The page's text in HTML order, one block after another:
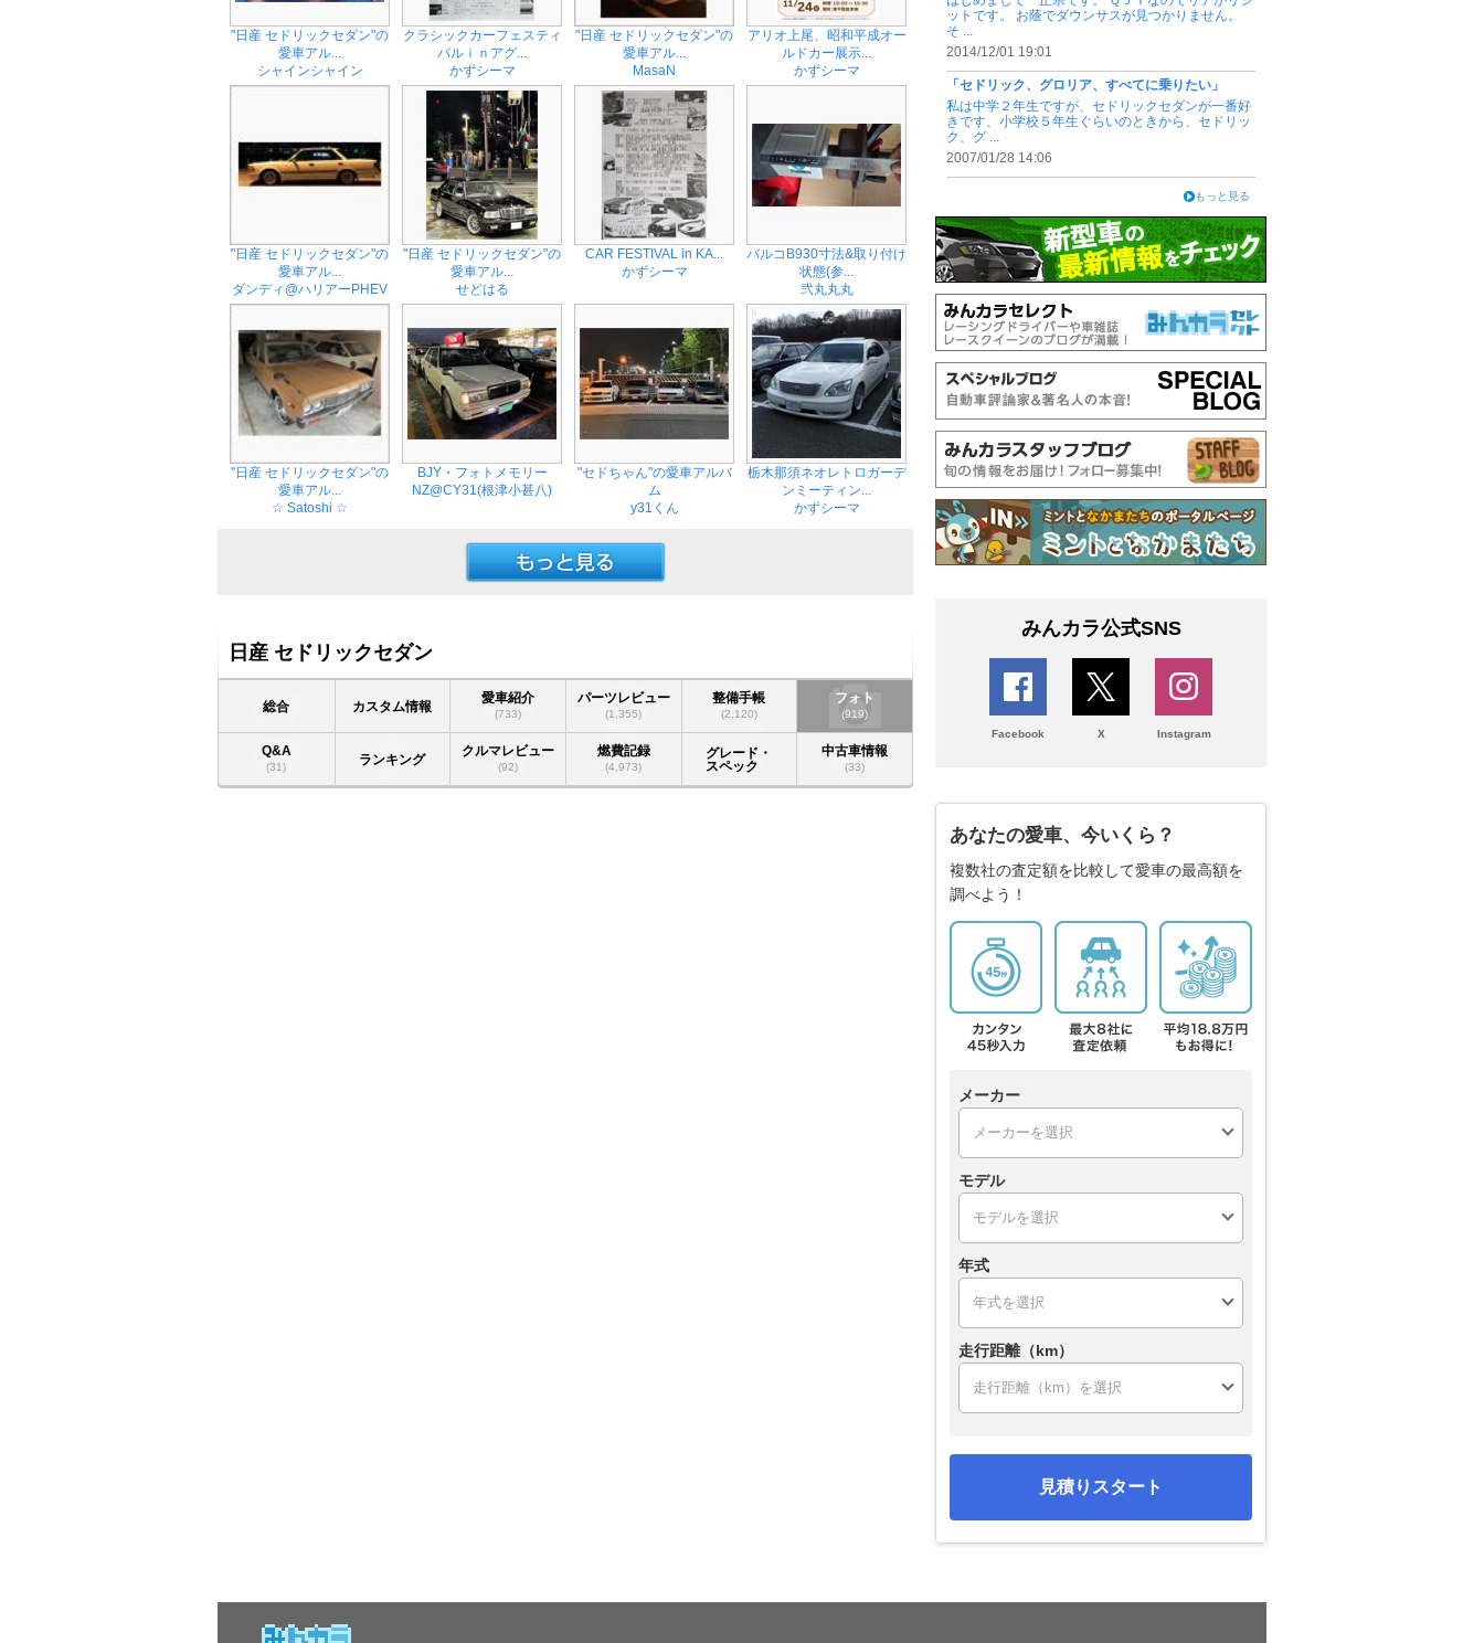
"日産 セドリックセダン"の
愛車アル...
シャインシャイン
クラシックカーフェスティ
バルｉｎアグ...
かずシーマ
"日産 セドリックセダン"の
愛車アル...
MasaN
アリオ上尾、昭和平成オー
ルドカー展示...
かずシーマ
"日産 セドリックセダン"の
愛車アル...
ダンディ@ハリアーPHEV
"日産 セドリックセダン"の
愛車アル...
せどはる
CAR FESTIVAL in KA...
かずシーマ
バルコB930寸法&取り付け
状態(参...
弐丸丸丸
"日産 セドリックセダン"の
愛車アル...
☆ Satoshi ☆
BJY・フォトメモリー
NZ@CY31(根津小甚八)
"セドちゃん"の愛車アルバ
ム
y31くん
栃木那須ネオレトロガーデ
ンミーティン...
かずシーマ
日産 セドリックセダン
総合 カスタム情報
愛車紹介
(733)
パーツレビュー
(1,355)
整備手帳
(2,120)
フォト
(919)
Q&A
(31) ランキング
クルマレビュー
(92)
燃費記録
(4,973)
グレード・
スペック
中古車情報
(33)
ットです。 お蔭でダウンサスが見つかりません。
そ ...
2014/12/01 19:01
「セドリック、グロリア、すべてに乗りたい」
私は中学２年生ですが、セドリックセダンが一番好
きです、小学校５年生ぐらいのときから、セドリッ
ク、グ ...
2007/01/28 14:06
もっと見る
みんカラ公式SNS
Facebook X Instagram
あなたの愛車、今いくら？
複数社の査定額を比較して愛車の最高額を
調べよう！
メーカー
モデル
年式
走行距離（km）
見積りスタート